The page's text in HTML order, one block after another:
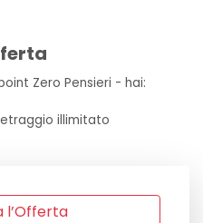
Zero Pensieri - hai:
illimitato
l’Offerta